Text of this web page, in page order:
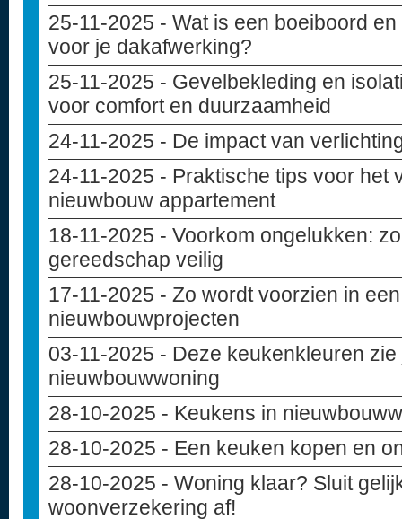
25-11-2025 - Wat is een boeiboord
voor je dakafwerking?
25-11-2025 - Gevelbekleding en
voor comfort en duurzaamheid
24-11-2025 - De impact van
24-11-2025 - Praktische tips voor het
nieuwbouw appartement
18-11-2025 - Voorkom ongelukken:
gereedschap veilig
17-11-2025 - Zo wordt voorzien in
nieuwbouwprojecten
03-11-2025 - Deze keukenkleuren
nieuwbouwwoning
28-10-2025 - Keukens in
28-10-2025 - Een keuken kopen en
28-10-2025 - Woning klaar? Sluit
woonverzekering af!